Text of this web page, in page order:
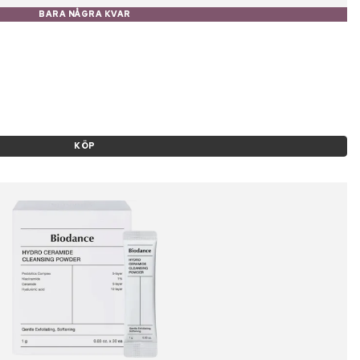
BARA NÅGRA KVAR
KÖP